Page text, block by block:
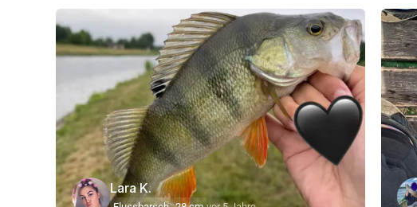
Lara K.